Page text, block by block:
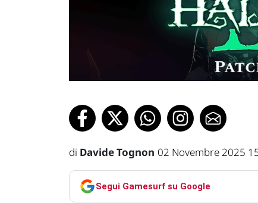
di Davide Tognon 02 Novembre 2025
Segui Gamesurf su Google